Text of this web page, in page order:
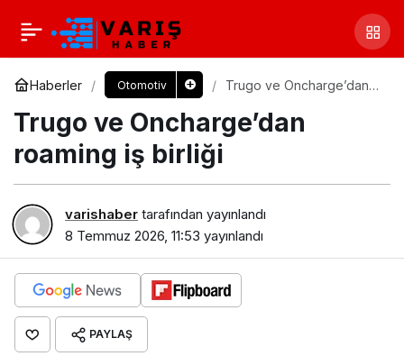
Haberler Otomotiv
Trugo ve Oncharge’dan
Trugo ve Oncharge’dan
roaming iş birliği
varishaber tarafından yayınlandı
8 Temmuz 2026, 11:53 yayınlandı
PAYLAŞ